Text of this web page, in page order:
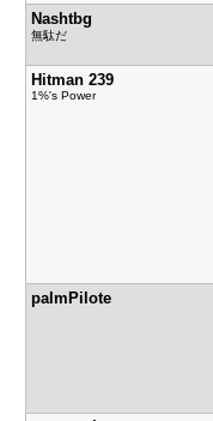
Nashtbg
無駄だ
Hitman 239
1%'s Power
palmPilote